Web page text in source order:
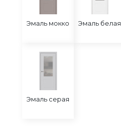
Эмаль мокко Эмаль белая
Эмаль серая